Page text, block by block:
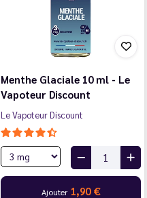
Menthe Glaciale 10 ml - Le
Vapoteur Discount
Le Vapoteur Discount
Ajouter 1,90 €